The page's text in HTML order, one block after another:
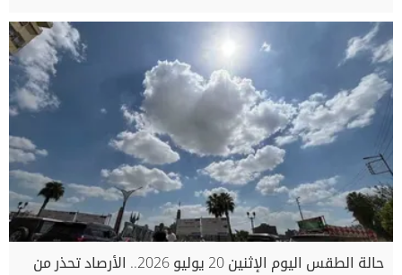
حالة الطقس اليوم الإثنين 20 يوليو 2026.. الأرصاد تحذر من